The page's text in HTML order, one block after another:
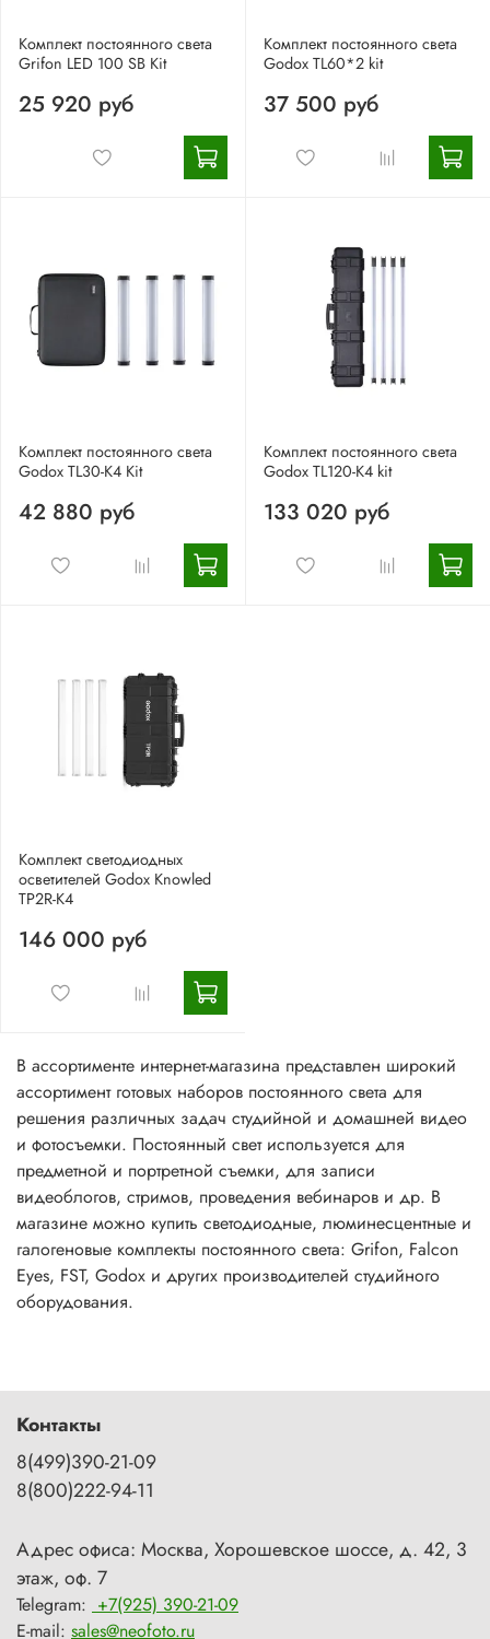
Комплект постоянного света
Grifon LED 100 SB Kit
25 920 руб
Комплект постоянного света
Godox TL60*2 kit
37 500 руб
Комплект постоянного света
Godox TL30-K4 Kit
42 880 руб
Комплект постоянного света
Godox TL120-K4 kit
133 020 руб
Комплект светодиодных
осветителей Godox Knowled
TP2R-K4
146 000 руб
В ассортименте интернет-магазина представлен широкий
ассортимент готовых наборов постоянного света для
решения различных задач студийной и домашней видео
и фотосъемки. Постоянный свет используется для
предметной и портретной съемки, для записи
видеоблогов, стримов, проведения вебинаров и др. В
магазине можно купить светодиодные, люминесцентные и
галогеновые комплекты постоянного света: Grifon, Falcon
Eyes, FST, Godox и других производителей студийного
оборудования.
Контакты
8(499)390-21-09
8(800)222-94-11
Адрес офиса: Москва, Хорошевское шоссе, д. 42, 3
этаж, оф. 7
Telegram: +7(925) 390-21-09
E-mail: sales@neofoto.ru